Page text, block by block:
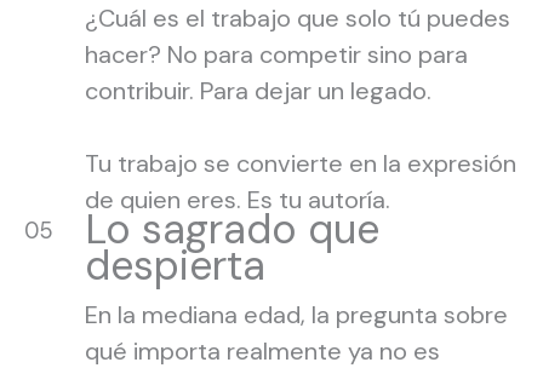
¿Cuál es el trabajo que solo tú puedes
hacer? No para competir sino para
contribuir. Para dejar un legado.
Tu trabajo se convierte en la expresión
de quien eres. Es tu autoría.
05 Lo sagrado que
despierta
En la mediana edad, la pregunta sobre
qué importa realmente ya no es